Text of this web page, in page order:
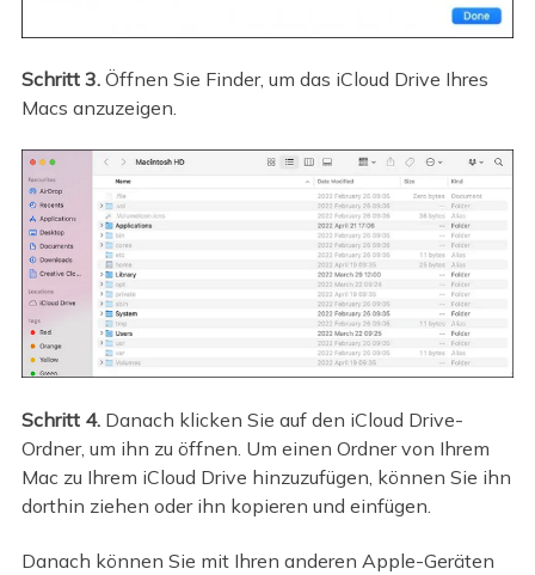
Schritt 3. Öffnen Sie Finder, um das iCloud Drive Ihres
Macs anzuzeigen.
Schritt 4. Danach klicken Sie auf den iCloud Drive-
Ordner, um ihn zu öffnen. Um einen Ordner von Ihrem
Mac zu Ihrem iCloud Drive hinzuzufügen, können Sie ihn
dorthin ziehen oder ihn kopieren und einfügen.
Danach können Sie mit Ihren anderen Apple-Geräten